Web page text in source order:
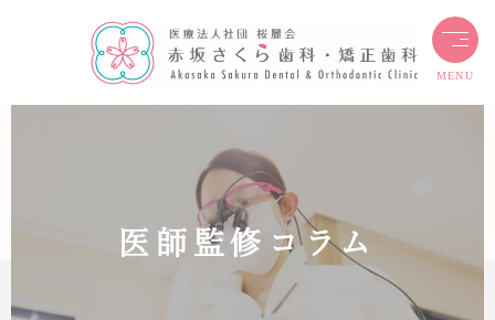
MENU
医師監修コラム